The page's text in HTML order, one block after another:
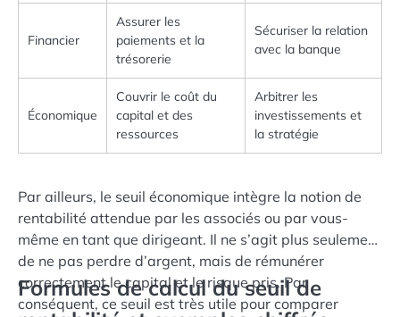
Financier
Assurer les
paiements et la
trésorerie
Sécuriser la relation
avec la banque
Économique
Couvrir le coût du
capital et des
ressources
Arbitrer les
investissements et
la stratégie
Par ailleurs, le seuil économique intègre la notion de
rentabilité attendue par les associés ou par vous-
même en tant que dirigeant. Il ne s’agit plus seulement
de ne pas perdre d’argent, mais de rémunérer
correctement le capital et le risque pris. Par
conséquent, ce seuil est très utile pour comparer
Formules de calcul du seuil de